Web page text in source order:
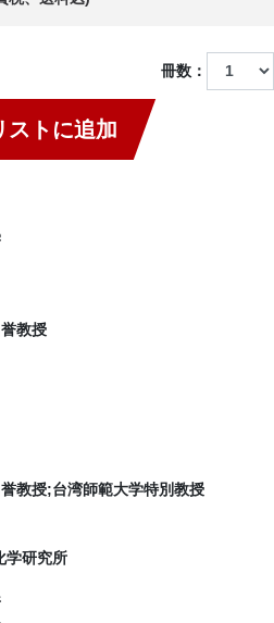
冊数：
ストに追加
教授
授;台湾師範大学特別教授
研究所